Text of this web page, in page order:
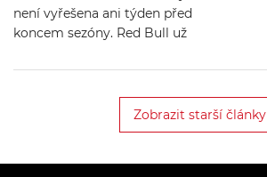
budoucnost
není vyřešena ani týden před
koncem sezóny. Red Bull už
kompletním jezdeckém
rozhodne až po Abú Zabí.Zobrazit starší články